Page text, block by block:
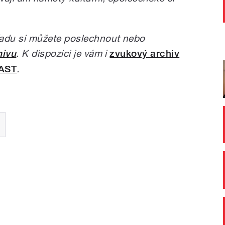
si můžete poslechnout nebo
. K dispozici je vám izvukový archiv
.